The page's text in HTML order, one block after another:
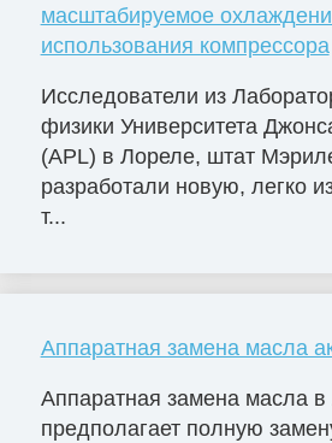
масштабируемое
использования компрессора
Исследователи из
физики Университета
(APL) в Лореле, штат
разработали новую, легко
т...
Аппаратная замена масла
Аппаратная замена масла
предполагает полную